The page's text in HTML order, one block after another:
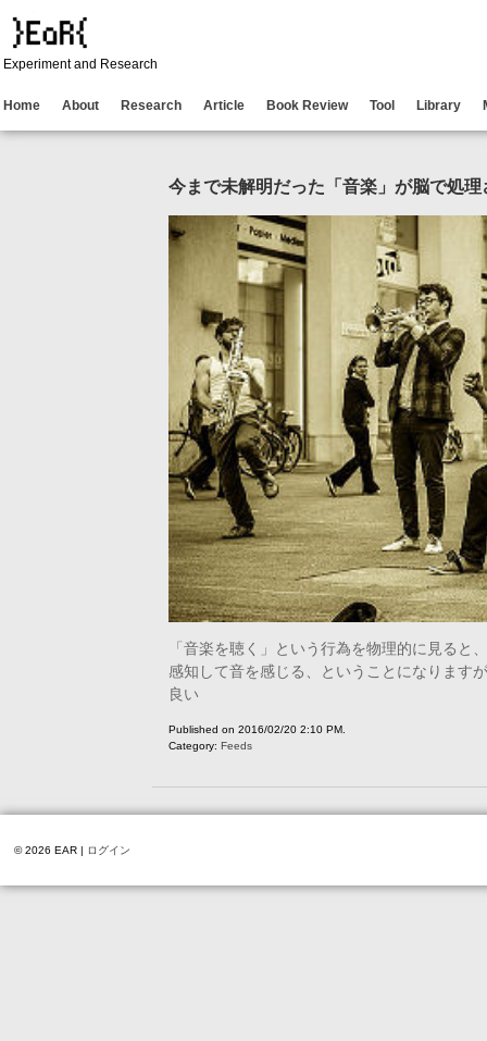
Experiment and Research
Home About Research Article Book Review Tool Library
今まで未解明だった「音楽」が脳で処
「音楽を聴く」という行為を物理的に見る
感知して音を感じる、ということになります
良い
Published on 2016/02/20 2:10 PM.
Category: Feeds
© 2026 EAR | ログイン